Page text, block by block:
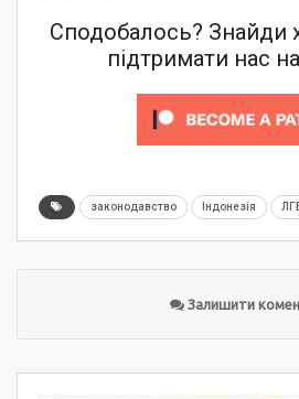
Сподобалось? Знайди
підтримати нас
законодавство Індонезія
Залишити